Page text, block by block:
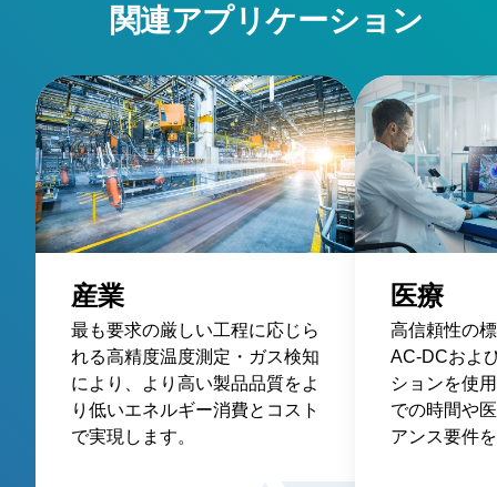
関連アプリケーション
産業
最も要求の厳しい工程に応じら
れる高精度温度測定・ガス検知
により、より高い製品品質をよ
り低いエネルギー消費とコスト
で実現します。
医療
高信頼性の
AC-DCおよ
ションを使
での時間や
アンス要件